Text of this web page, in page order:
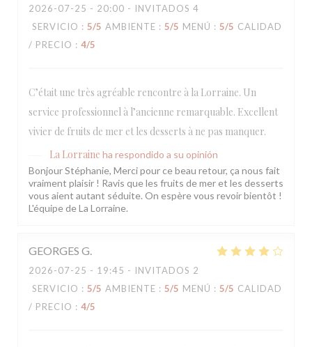
2026-07-25 - 20:00 - INVITADOS 4
SERVICIO : 5/5 AMBIENTE : 5/5 MENÚ : 5/5 CALIDAD
/ PRECIO : 4/5
C’était une très agréable rencontre à la Lorraine. Un
service professionnel à l’ancienne remarquable. Excellent
vivier de fruits de mer et les desserts à ne pas manquer.
La Lorraine ha respondido a su opinión
Bonjour Stéphanie, Merci pour ce beau retour, ça nous fait
vraiment plaisir ! Ravis que les fruits de mer et les desserts
vous aient autant séduite. On espère vous revoir bientôt !
L'équipe de La Lorraine.
GEORGES G
2026-07-25 - 19:45 - INVITADOS 2
SERVICIO : 5/5 AMBIENTE : 5/5 MENÚ : 5/5 CALIDAD
/ PRECIO : 4/5